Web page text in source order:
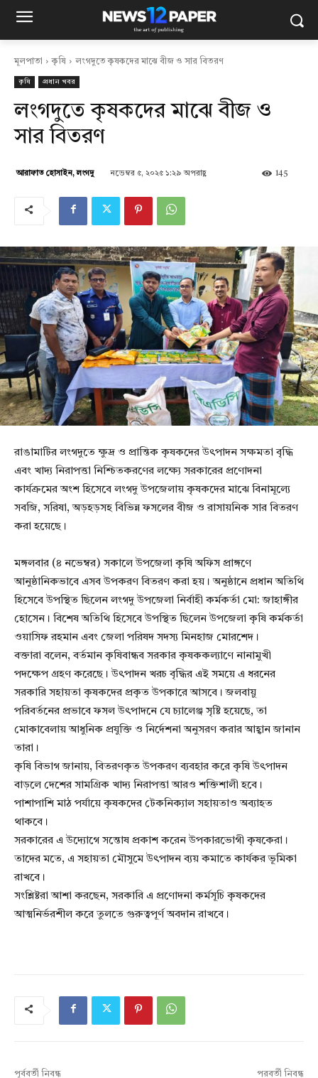
মূলপাতা কৃষি লংগদুতে কৃষকদের মাঝে বীজ ও সার বিতরণ
কৃষি প্রধান খবর
লংগদুতে কৃষকদের মাঝে বীজ ও
সার বিতরণ
আরাফাত হোসাইন, লংগদু নভেম্বর ৫, ২০২৫ ১:২৯ অপরাহ্ণ 145
রাঙামাটির লংগদুতে ক্ষুদ্র ও প্রান্তিক কৃষকদের উৎপাদন সক্ষমতা বৃদ্ধি
এবং খাদ্য নিরাপত্তা নিশ্চিতকরণের লক্ষ্যে সরকারের প্রণোদনা
কার্যক্রমের অংশ হিসেবে লংগদু উপজেলায় কৃষকদের মাঝে বিনামূল্যে
সবজি, সরিষা, অড়হড়সহ বিভিন্ন ফসলের বীজ ও রাসায়নিক সার বিতরণ
করা হয়েছে।
মঙ্গলবার (৪ নভেম্বর) সকালে উপজেলা কৃষি অফিস প্রাঙ্গণে
আনুষ্ঠানিকভাবে এসব উপকরণ বিতরণ করা হয়। অনুষ্ঠানে প্রধান অতিথি
হিসেবে উপস্থিত ছিলেন লংগদু উপজেলা নির্বাহী কর্মকর্তা মো: জাহাঙ্গীর
হোসেন। বিশেষ অতিথি হিসেবে উপস্থিত ছিলেন উপজেলা কৃষি কর্মকর্তা
ওয়াসিফ রহমান এবং জেলা পরিষদ সদস্য মিনহাজ মোরশেদ।
বক্তারা বলেন, বর্তমান কৃষিবান্ধব সরকার কৃষককল্যাণে নানামুখী
পদক্ষেপ গ্রহণ করেছে। উৎপাদন খরচ বৃদ্ধির এই সময়ে এ ধরনের
সরকারি সহায়তা কৃষকদের প্রকৃত উপকারে আসবে। জলবায়ু
পরিবর্তনের প্রভাবে ফসল উৎপাদনে যে চ্যালেঞ্জ সৃষ্টি হয়েছে, তা
মোকাবেলায় আধুনিক প্রযুক্তি ও নির্দেশনা অনুসরণ করার আহ্বান জানান
তারা।
কৃষি বিভাগ জানায়, বিতরণকৃত উপকরণ ব্যবহার করে কৃষি উৎপাদন
বাড়লে দেশের সামগ্রিক খাদ্য নিরাপত্তা আরও শক্তিশালী হবে।
পাশাপাশি মাঠ পর্যায়ে কৃষকদের টেকনিক্যাল সহায়তাও অব্যাহত
থাকবে।
সরকারের এ উদ্যোগে সন্তোষ প্রকাশ করেন উপকারভোগী কৃষকেরা।
তাদের মতে, এ সহায়তা মৌসুমে উৎপাদন ব্যয় কমাতে কার্যকর ভূমিকা
রাখবে।
সংশ্লিষ্টরা আশা করছেন, সরকারি এ প্রণোদনা কর্মসূচি কৃষকদের
আত্মনির্ভরশীল করে তুলতে গুরুত্বপূর্ণ অবদান রাখবে।
পূর্ববর্তী নিবন্ধ পরবর্তী নিবন্ধ